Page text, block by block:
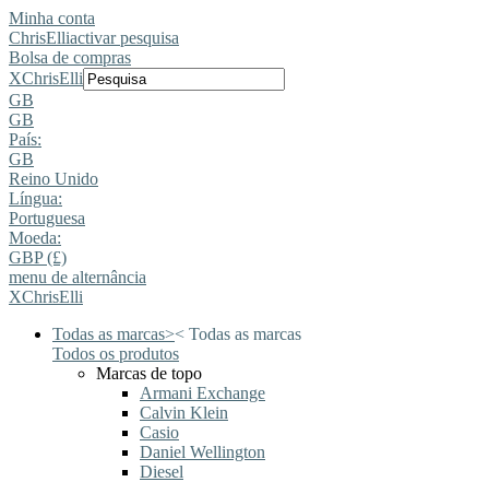
Minha conta
ChrisElliactivar pesquisa
Bolsa de compras
XChrisElli
GB
GB
País:
GB
Reino Unido
Língua:
Portuguesa
Moeda:
GBP (£)
menu de alternância
XChrisElli
Todas as marcas>< Todas as marcas
Todos os produtos
Marcas de topo
Armani Exchange
Calvin Klein
Casio
Daniel Wellington
Diesel